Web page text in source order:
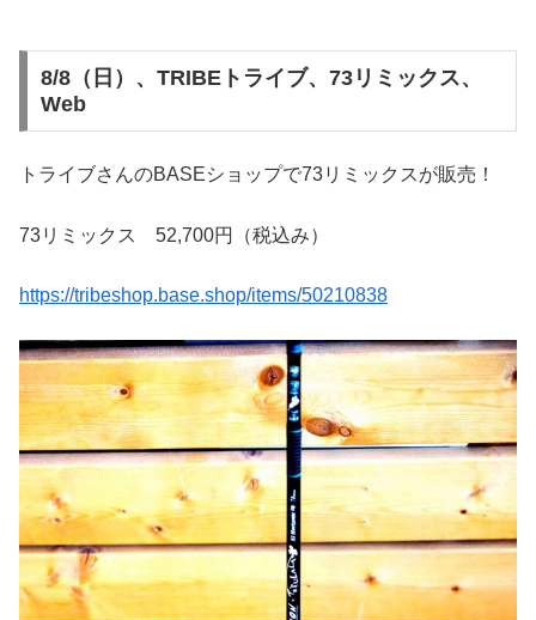
8/8（日）、TRIBEトライブ、73リミックス、
Web
トライブさんのBASEショップで73リミックスが販売！
73リミックス 52,700円（税込み）
https://tribeshop.base.shop/items/50210838